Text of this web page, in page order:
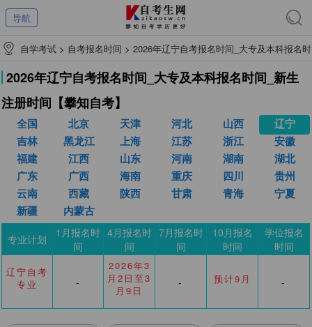
导航
自学考试 > 自考报名时间 > 2026年辽宁自考报名时间_大专及本科报名时
间_新生注册时间【攀知自考】
2026年辽宁自考报名时间_大专及本科报名时间_新生
注册时间【攀知自考】
全国 北京 天津 河北 山西
辽宁
吉林
黑龙江 上海 江苏 浙江
安徽
福建
江西 山东 河南 湖南
湖北
广东
广西 海南 重庆 四川
贵州
云南
西藏 陕西 甘肃 青海
宁夏
新疆
内蒙古
专业计划
1月报名时
间
4月报名时
间
7月报名时
间
10月报名
时间
学位报名
时间
辽宁自考
专业
-
2026年3
月2日至3
月9日
- 预计9月 -